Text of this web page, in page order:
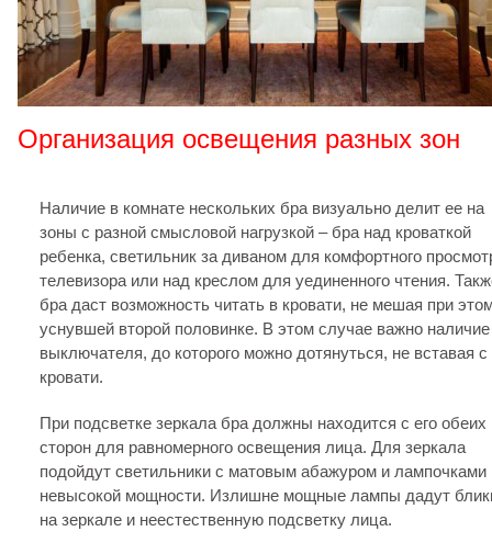
Организация освещения разных зон
Наличие в комнате нескольких бра визуально делит ее на
зоны с разной смысловой нагрузкой – бра над кроваткой
ребенка, светильник за диваном для комфортного
телевизора или над креслом для уединенного чтения.
бра даст возможность читать в кровати, не мешая при
уснувшей второй половинке. В этом случае важно наличие
выключателя, до которого можно дотянуться, не вставая с
кровати.
При подсветке зеркала бра должны находится с его обеих
сторон для равномерного освещения лица. Для зеркала
подойдут светильники с матовым абажуром и лампочками
невысокой мощности. Излишне мощные лампы дадут
на зеркале и неестественную подсветку лица.